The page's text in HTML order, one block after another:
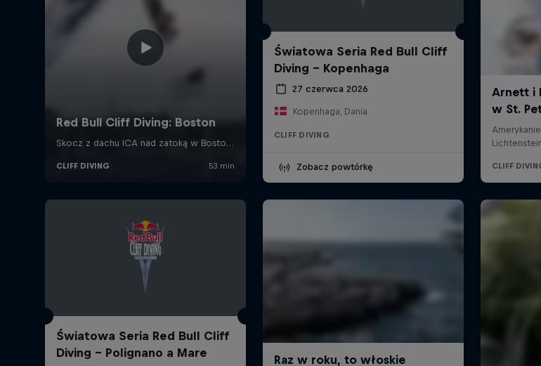
Światowa Seria Red Bull Cliff
Diving - Kopenhaga
27 czerwca 2026
Kopenhaga, Dania
CLIFF DIVING
Zobacz powtórkę
Światowa Seria Red Bull Cliff
Diving - Polignano a Mare